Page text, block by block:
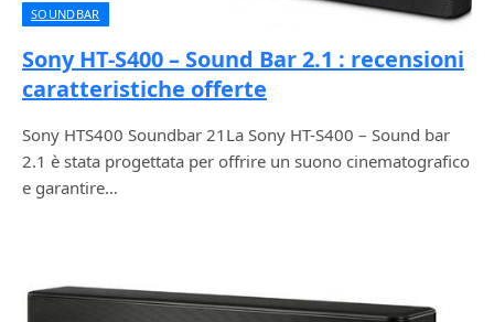
SOUNDBAR
Sony HT-S400 – Sound Bar 2.1 : recensioni
caratteristiche offerte
Sony HTS400 Soundbar 21La Sony HT-S400 – Sound bar
2.1 è stata progettata per offrire un suono cinematografico
e garantire…